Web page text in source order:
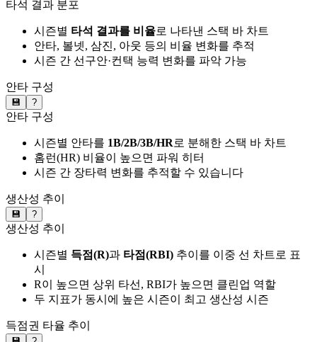
타석 결과 분포
시즌별 타석 결과를 비율로 나타낸 스택 바 차트
안타, 볼넷, 삼진, 아웃 등의 비율 변화를 추적
시즌 간 선구안·컨택 능력 변화를 파악 가능
안타 구성
💾 ?
안타 구성
시즌별 안타를 1B/2B/3B/HR로 분해한 스택 바 차트
홈런(HR) 비율이 높으면 파워 히터
시즌 간 장타력 변화를 추적할 수 있습니다
생산성 추이
💾 ?
생산성 추이
시즌별 득점(R)과 타점(RBI) 추이를 이중 선 차트로 표
시
R이 높으면 상위 타선, RBI가 높으면 클린업 역할
두 지표가 동시에 높은 시즌이 최고 생산성 시즌
득점권 타율 추이